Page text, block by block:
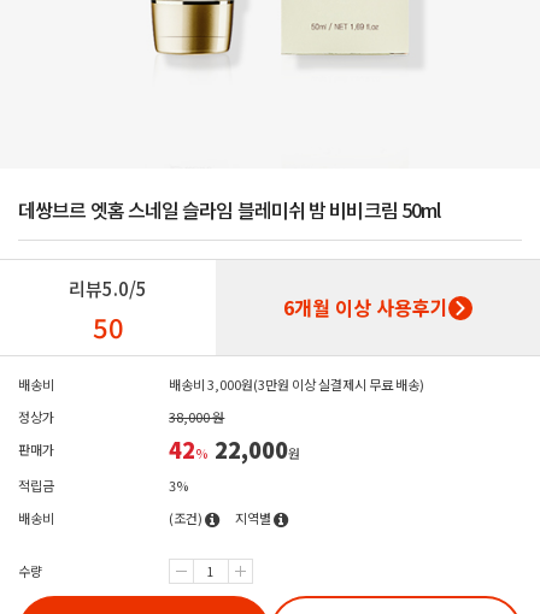
데쌍브르 엣홈 스네일 슬라임 블레미쉬 밤 비비크림 50ml
리뷰5.0/5
50 6개월 이상 사용후기
배송비
배송비 3,000원(3만원 이상 실결제시 무료 배송)
정상가
38,000 원
판매가
42% 22,000원
적립금
3%
배송비
(조건) 지역별
수량